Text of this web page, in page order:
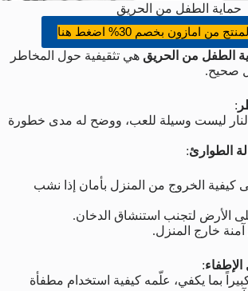
حماية الطفل من الحريق
امازون بخصم 30% اضغط هنا
الطفل من الحريق هي تثقيفية حول المخاطر
صحيح.
:
ليست وسيلة للعب، ووضح له مدى خطورة
الطوارئ:
الخروج من المنزل بأمان إذا نشب
الأرض لتجنب استنشاق الدخان.
خارج المنزل.
:
بما يكفي، علّمه كيفية استخدام مطفأة